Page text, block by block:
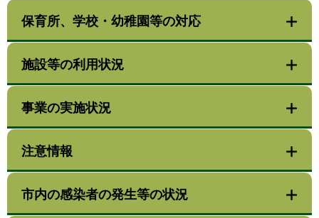
保育所、学校・幼稚園等の対応
施設等の利用状況
事業の実施状況
注意情報
市内の感染者の発生等の状況